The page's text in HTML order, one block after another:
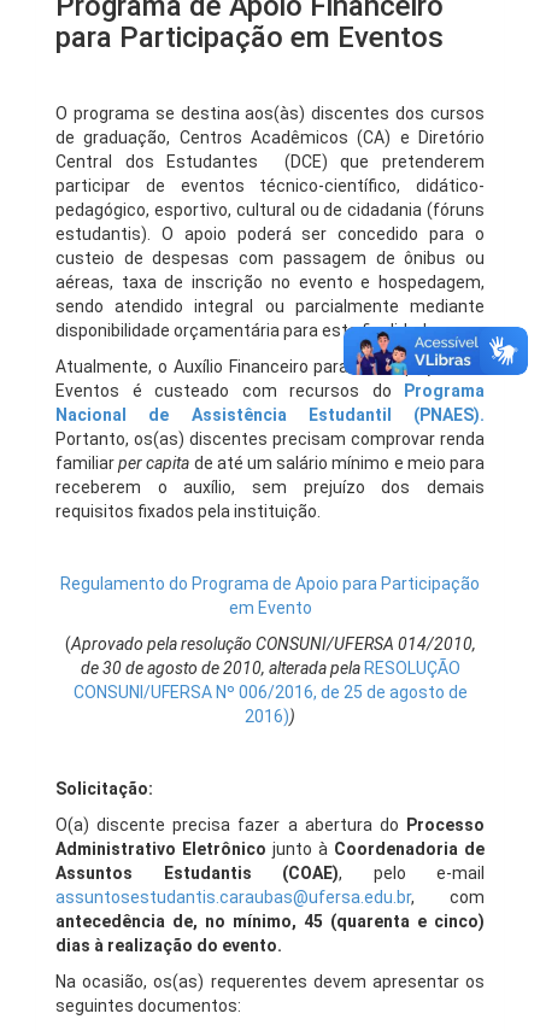
para Participação em Eventos
O programa se destina aos(às) discentes dos cursos
de graduação, Centros Acadêmicos (CA) e Diretório
Central dos Estudantes (DCE) que pretenderem
participar de eventos técnico-científico, didático-
pedagógico, esportivo, cultural ou de cidadania (fóruns
estudantis). O apoio poderá ser concedido para o
custeio de despesas com passagem de ônibus ou
aéreas, taxa de inscrição no evento e hospedagem,
sendo atendido integral ou parcialmente mediante
disponibilidade orçamentária para esta finalidade.
Atualmente, o Auxílio Financeiro para Participação em
Eventos é custeado com recursos do
Programa
Nacional de Assistência Estudantil (PNAES).
Portanto, os(as) discentes precisam comprovar renda
familiarper capita de até um salário mínimo e meio para
receberem o auxílio, sem prejuízo dos demais
requisitos fixados pela instituição.
Regulamento do Programa de Apoio para Participação
em Evento
(Aprovado pela resolução CONSUNI/UFERSA 014/2010,
de 30 de agosto de 2010, alterada pela RESOLUÇÃO
CONSUNI/UFERSA Nº 006/2016, de 25 de agosto de
2016))
Solicitação:
O(a) discente precisa fazer a abertura do
Processo
Administrativo Eletrônico junto à Coordenadoria de
Assuntos Estudantis (COAE), pelo e-mail
assuntosestudantis.caraubas@ufersa.edu.br, com
antecedência de, no mínimo, 45 (quarenta e cinco)
dias à realização do evento.
Na ocasião, os(as) requerentes devem apresentar os
seguintes documentos: